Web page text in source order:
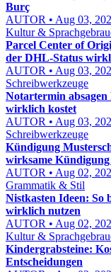
Burç
AUTOR • Aug 03,
Kultur &
Parcel Center of
der DHL-Status
AUTOR • Aug 03,
Schreibwerkzeuge
Notartermin
wirklich kostet
AUTOR • Aug 03,
Schreibwerkzeuge
Kündigung
wirksame
AUTOR • Aug 02,
Grammatik & Stil
Nistkasten Ideen: So
wirklich nutzen
AUTOR • Aug 02,
Kultur &
Kindergrabsteine:
Entscheidungen